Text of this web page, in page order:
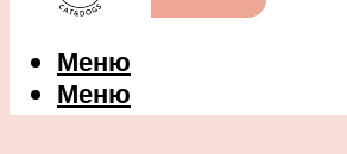
Меню
Меню